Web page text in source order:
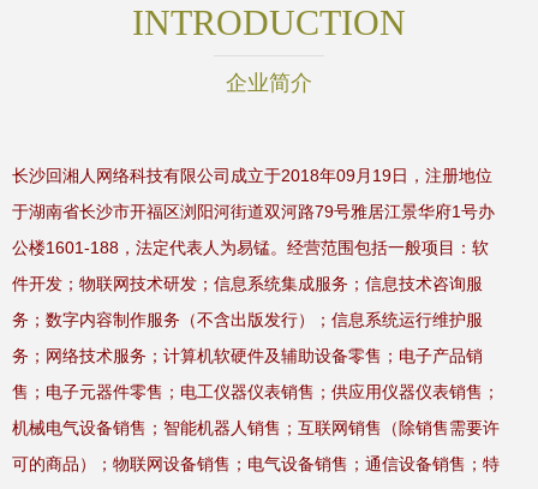
INTRODUCTION
企业简介
长沙回湘人网络科技有限公司成立于2018年09月19日，注册地位
于湖南省长沙市开福区浏阳河街道双河路79号雅居江景华府1号办
公楼1601-188，法定代表人为易锰。经营范围包括一般项目：软
件开发；物联网技术研发；信息系统集成服务；信息技术咨询服
务；数字内容制作服务（不含出版发行）；信息系统运行维护服
务；网络技术服务；计算机软硬件及辅助设备零售；电子产品销
售；电子元器件零售；电工仪器仪表销售；供应用仪器仪表销售；
机械电气设备销售；智能机器人销售；互联网销售（除销售需要许
可的商品）；物联网设备销售；电气设备销售；通信设备销售；特